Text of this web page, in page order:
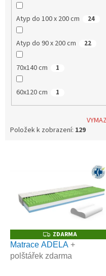
Atyp do 100 x 200 cm 24
Atyp do 90 x 200 cm 22
70x140 cm 1
60x120 cm 1
Položek k zobrazení: 129
Z
D
A
R
ZDARMA
Matrace ADELA +
polštářek zdarma